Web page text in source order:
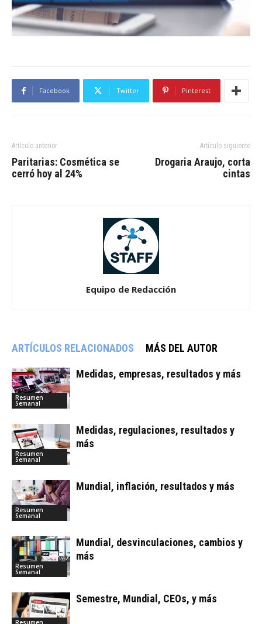
Facebook Twitter Pinterest
Artículo anterior
Paritarias: Cosmética se
cerró hoy al 24%
Artículo siguiente
Drogaria Araujo, corta
cintas
Equipo de Redacción
ARTÍCULOS RELACIONADOS MÁS DEL AUTOR
Resumen
Semanal
Medidas, empresas, resultados y más
Resumen
Semanal
Medidas, regulaciones, resultados y
más
Resumen
Semanal
Mundial, inflación, resultados y más
Resumen
Semanal
Mundial, desvinculaciones, cambios y
más
Resumen
Semestre, Mundial, CEOs, y más